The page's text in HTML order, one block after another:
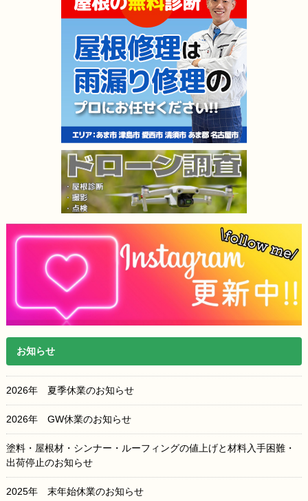
お知らせ
2026年 夏季休業のお知らせ
2026年 GW休業のお知らせ
塗料・屋根材・シンナー・ルーフィングの値上げと材料入手困難・
出荷停止のお知らせ
2025年 末年始休業のお知らせ